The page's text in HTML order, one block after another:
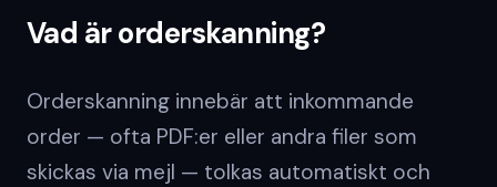
Vad är orderskanning?
Orderskanning innebär att inkommande
order — ofta PDF:er eller andra filer som
skickas via mejl — tolkas automatiskt och